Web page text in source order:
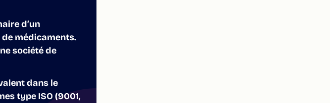
d’un
médicaments.
société de
dans le
type ISO (9001,